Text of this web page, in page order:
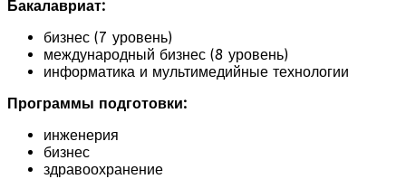
Бакалавриат:
бизнес (7 уровень)
международный бизнес (8 уровень)
информатика и мультимедийные технологии
Программы подготовки:
инженерия
бизнес
здравоохранение